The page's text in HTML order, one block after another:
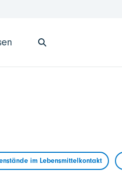
im Lebensmittelkontakt